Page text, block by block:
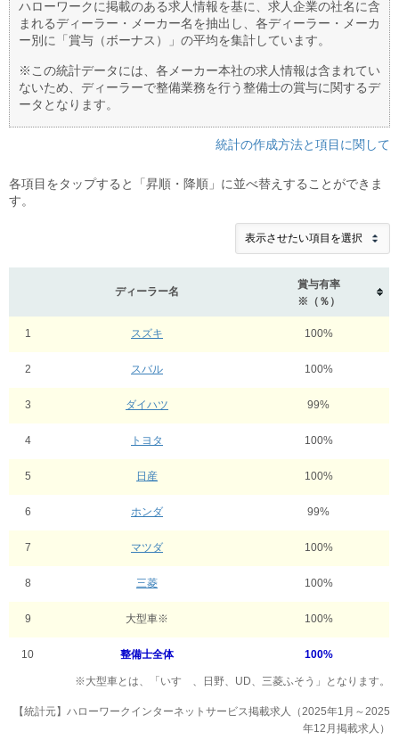
ハローワークに掲載のある求人情報を基に、求人企業の社名に含
まれるディーラー・メーカー名を抽出し、各ディーラー・メーカ
ー別に「賞与（ボーナス）」の平均を集計しています。
※この統計データには、各メーカー本社の求人情報は含まれてい
ないため、ディーラーで整備業務を行う整備士の賞与に関するデ
ータとなります。
統計の作成方法と項目に関して
各項目をタップすると「昇順・降順」に並べ替えすることができま
す。
1
2
3
4
5
6
7
8
9
10
ディーラー名
賞与有率
※（％）
スズキ 100%
スバル 100%
ダイハツ 99%
トヨタ 100%
日産 100%
ホンダ 99%
マツダ 100%
三菱 100%
大型車※ 100%
整備士全体 100%
※大型車とは、「いすゞ、日野、UD、三菱ふそう」となります。
【統計元】ハローワークインターネットサービス掲載求人（2025年1月～2025
年12月掲載求人）